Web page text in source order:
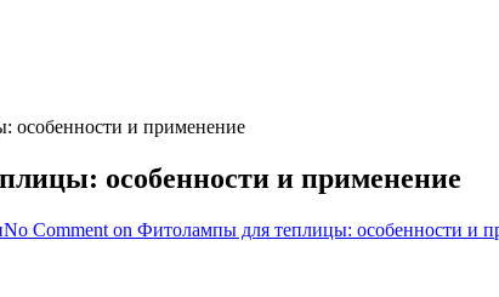
особенности и применение
особенности и применение
No Comment on Фитолампы для теплицы: особенности и